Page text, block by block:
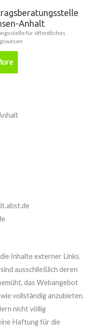
Anhalt
für öffentliches
Inhalte externer Links.
ausschließlich deren
das Webangebot
vollständig anzubieten.
nicht völlig
Haftung für die